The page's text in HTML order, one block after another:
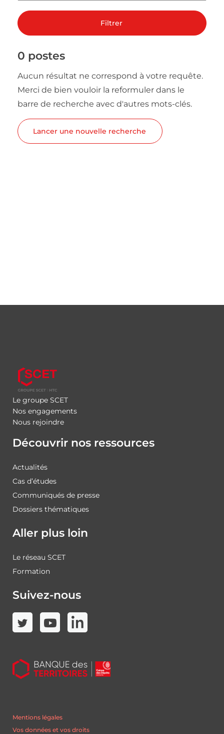
Filtrer
0 postes
Aucun résultat ne correspond à votre requête.
Merci de bien vouloir la reformuler dans le
barre de recherche avec d'autres mots-clés.
Lancer une nouvelle recherche
Le groupe SCET
Nos engagements
Nous rejoindre
Découvrir nos ressources
Actualités
Cas d’études
Communiqués de presse
Dossiers thématiques
Aller plus loin
Le réseau SCET
Formation
Suivez-nous
Mentions légales
Vos données et vos droits